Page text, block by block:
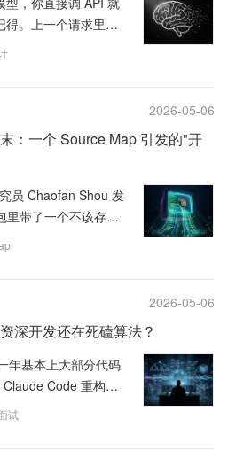
得。上一个请求里你
目、你偏好什么编
2026-05-06
：一个 Source Map 引发的"开
员 Chaofan Shou 发
里带了一个不该存在
2026-05-06
深开发还在死磕算法？
年基本上大部分代码
Code 重构一
...
试